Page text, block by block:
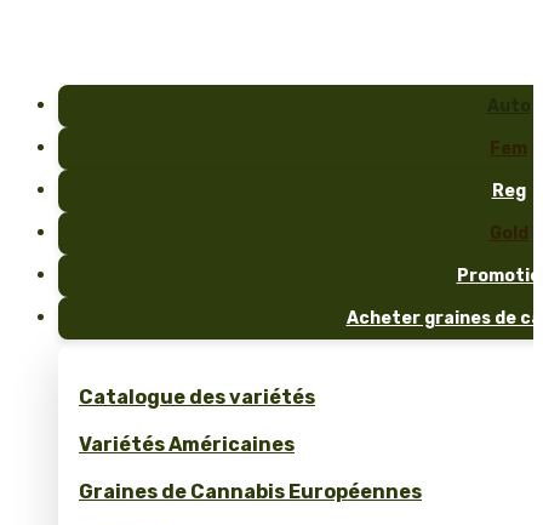
Fem
Reg
Gold
Acheter graines de
Catalogue des variétés
Variétés Américaines
Graines de Cannabis Européennes